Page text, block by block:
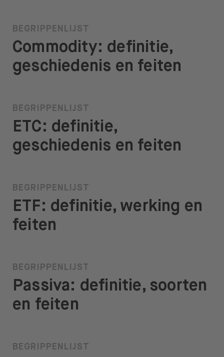
BEGRIPPENLIJST
Commodity: definitie,
geschiedenis en feiten
BEGRIPPENLIJST
ETC: definitie,
geschiedenis en feiten
BEGRIPPENLIJST
ETF: definitie, werking en
feiten
BEGRIPPENLIJST
Passiva: definitie, soorten
en feiten
BEGRIPPENLIJST